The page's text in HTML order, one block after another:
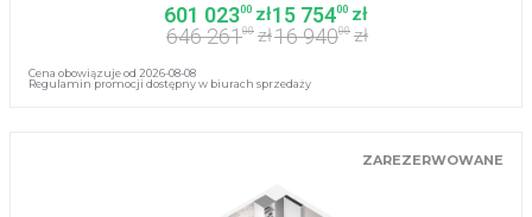
601 02300 zł
646 26100 zł
15 75400 zł
16 94000 zł
Cena obowiązuje od 2026-08-08
Regulamin promocji dostępny w biurach sprzedaży
ZAREZERWOWANE